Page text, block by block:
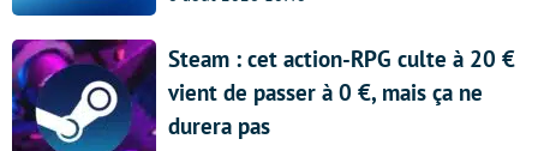
Steam : cet action-RPG culte à 20 €
vient de passer à 0 €, mais ça ne
durera pas